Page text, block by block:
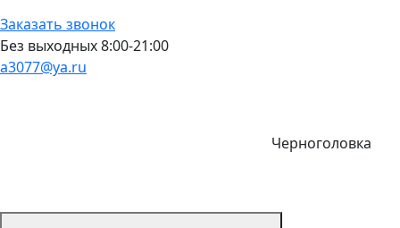
Заказать звонок
Без выходных 8:00-21:00
a3077@ya.ru
Черноголовка